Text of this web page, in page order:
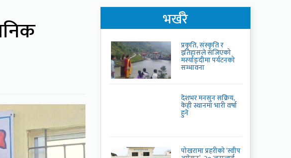
भर्खरै
प्रकृति, संस्कृति र
इतिहासले सजिएको
मर्स्याङ्दीमा पर्यटनको
सम्भावना
देशभर मनसुन सक्रिय,
केही स्थानमा भारी वर्षा
हुने
पोखरामा प्रहरीको ‘स्वीप